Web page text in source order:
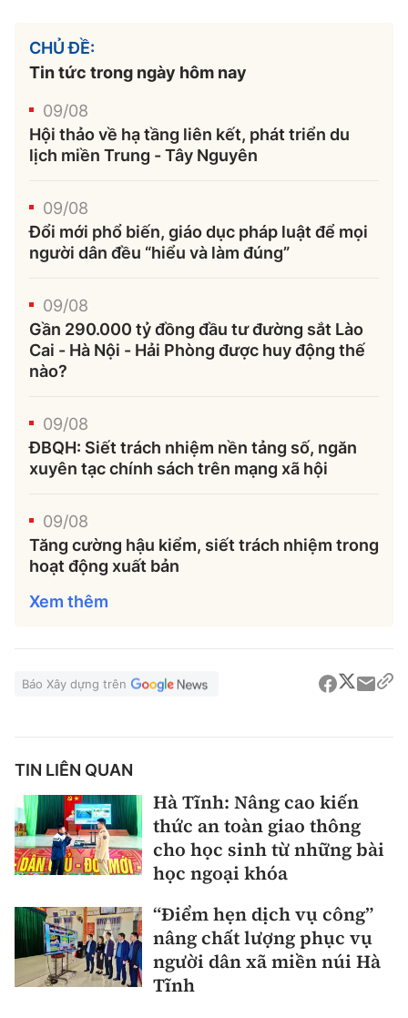
CHỦ ĐỀ:
Tin tức trong ngày hôm nay
09/08
Hội thảo về hạ tầng liên kết, phát triển du
lịch miền Trung - Tây Nguyên
09/08
Đổi mới phổ biến, giáo dục pháp luật để mọi
người dân đều “hiểu và làm đúng”
09/08
Gần 290.000 tỷ đồng đầu tư đường sắt Lào
Cai - Hà Nội - Hải Phòng được huy động thế
nào?
09/08
ĐBQH: Siết trách nhiệm nền tảng số, ngăn
xuyên tạc chính sách trên mạng xã hội
09/08
Tăng cường hậu kiểm, siết trách nhiệm trong
hoạt động xuất bản
Xem thêm
Báo Xây dựng trên
TIN LIÊN QUAN
Hà Tĩnh: Nâng cao kiến
thức an toàn giao thông
cho học sinh từ những bài
học ngoại khóa
“Điểm hẹn dịch vụ công”
nâng chất lượng phục vụ
người dân xã miền núi Hà
Tĩnh